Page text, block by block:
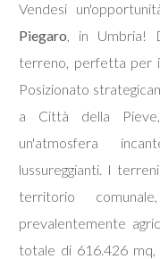
Vendesi
Piegaro, in Umbria!
terreno, perfetta per
Posizionato
a Città della
un'atmosfera
lussureggianti. I
territorio
prevalentemente
totale di 616.426
Commerciali
Terreni